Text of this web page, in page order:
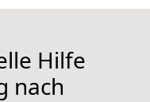
Hilfe
nach